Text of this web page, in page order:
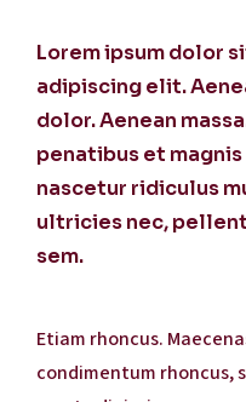
Lorem ipsum dolor
adipiscing elit.
dolor. Aenean
penatibus et
nascetur ridiculus
ultricies nec,
sem.
Etiam rhoncus.
condimentum rhoncus,